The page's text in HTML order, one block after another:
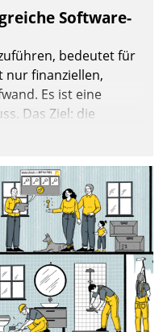
Software-
bedeutet für
nur finanziellen,
Es ist eine
Das Ziel: die
Damit
einige Grundregeln